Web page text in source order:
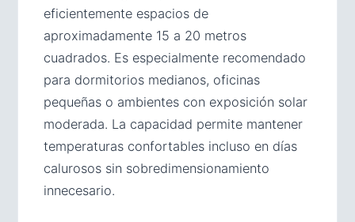
eficientemente espacios de
aproximadamente 15 a 20 metros
cuadrados. Es especialmente recomendado
para dormitorios medianos, oficinas
pequeñas o ambientes con exposición solar
moderada. La capacidad permite mantener
temperaturas confortables incluso en días
calurosos sin sobredimensionamiento
innecesario.